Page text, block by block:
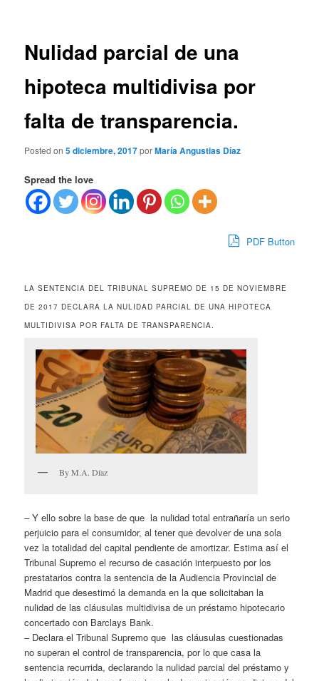
Nulidad parcial de una
hipoteca multidivisa por
falta de transparencia.
Posted on5 diciembre, 2017porMaría Angustias Díaz
Spread the love
PDF Button
LA SENTENCIA DEL TRIBUNAL SUPREMO DE 15 DE NOVIEMBRE
DE 2017 DECLARA LA NULIDAD PARCIAL DE UNA HIPOTECA
MULTIDIVISA POR FALTA DE TRANSPARENCIA.
By M.A. Díaz
– Y ello sobre la base de que la nulidad total entrañaría un serio
perjuicio para el consumidor, al tener que devolver de una sola
vez la totalidad del capital pendiente de amortizar. Estima así el
Tribunal Supremo el recurso de casación interpuesto por los
prestatarios contra la sentencia de la Audiencia Provincial de
Madrid que desestimó la demanda en la que solicitaban la
nulidad de las cláusulas multidivisa de un préstamo hipotecario
concertado con Barclays Bank.
– Declara el Tribunal Supremo que las cláusulas cuestionadas
no superan el control de transparencia, por lo que casa la
sentencia recurrida, declarando la nulidad parcial del préstamo y